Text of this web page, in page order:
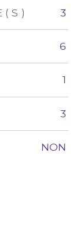
3
6
1
3
NON